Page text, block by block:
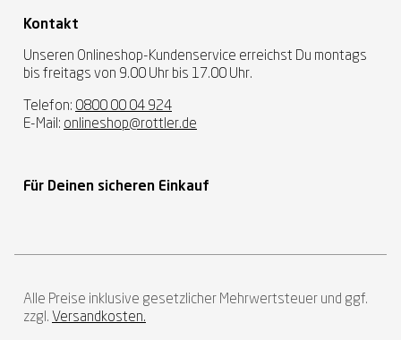
Kontakt
Unseren Onlineshop-Kundenservice erreichst Du montags
bis freitags von 9.00 Uhr bis 17.00 Uhr.
Telefon: 0800 00 04 924
E-Mail: onlineshop@rottler.de
Für Deinen sicheren Einkauf
Alle Preise inklusive gesetzlicher Mehrwertsteuer und ggf.
zzgl. Versandkosten.